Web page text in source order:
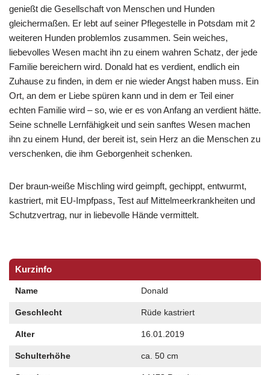
genießt die Gesellschaft von Menschen und Hunden
gleichermaßen. Er lebt auf seiner Pflegestelle in Potsdam mit 2
weiteren Hunden problemlos zusammen. Sein weiches,
liebevolles Wesen macht ihn zu einem wahren Schatz, der jede
Familie bereichern wird. Donald hat es verdient, endlich ein
Zuhause zu finden, in dem er nie wieder Angst haben muss. Ein
Ort, an dem er Liebe spüren kann und in dem er Teil einer
echten Familie wird – so, wie er es von Anfang an verdient hätte.
Seine schnelle Lernfähigkeit und sein sanftes Wesen machen
ihn zu einem Hund, der bereit ist, sein Herz an die Menschen zu
verschenken, die ihm Geborgenheit schenken.
Der braun-weiße Mischling wird geimpft, gechippt, entwurmt,
kastriert, mit EU-Impfpass, Test auf Mittelmeerkrankheiten und
Schutzvertrag, nur in liebevolle Hände vermittelt.
Kurzinfo
Name Donald
Geschlecht Rüde kastriert
Alter 16.01.2019
Schulterhöhe ca. 50 cm